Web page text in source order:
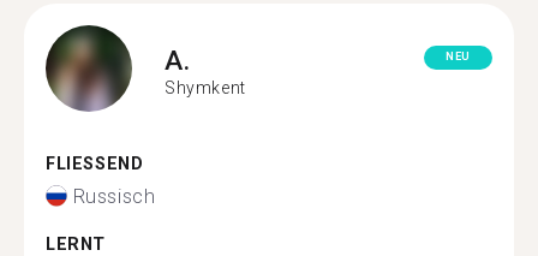
A.
Shymkent
NEU
FLIESSEND
Russisch
LERNT